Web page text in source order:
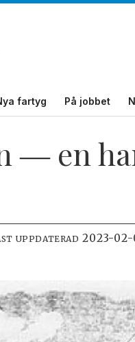
fartyg På jobbet
― en
UPPDATERAD 2023-